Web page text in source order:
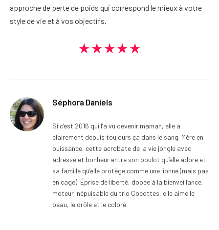
approche de perte de poids qui correspond le mieux à votre
style de vie et à vos objectifs.
★★★★★
Séphora Daniels
Si c’est 2016 qui l’a vu devenir maman, elle a
clairement depuis toujours ça dans le sang. Mère en
puissance, cette acrobate de la vie jongle avec
adresse et bonheur entre son boulot qu’elle adore et
sa famille qu’elle protège comme une lionne (mais pas
en cage). Éprise de liberté, dopée à la bienveillance,
moteur inépuisable du trio Cocottes, elle aime le
beau, le drôle et le coloré.